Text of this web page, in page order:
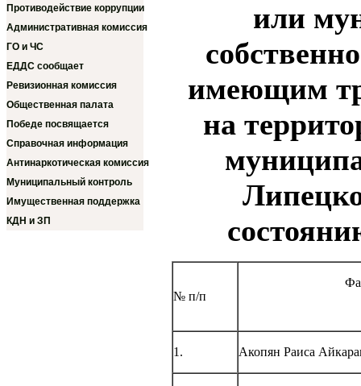
Противодействие коррупции
Административная комиссия
ГО и ЧС
ЕДДС сообщает
Ревизионная комиссия
Общественная палата
Победе посвящается
Справочная информация
Антинаркотическая комиссия
Муниципальный контроль
Имущественная поддержка
КДН и ЗП
или
имеющим
на
№ п/п
1. Акопян Раиса